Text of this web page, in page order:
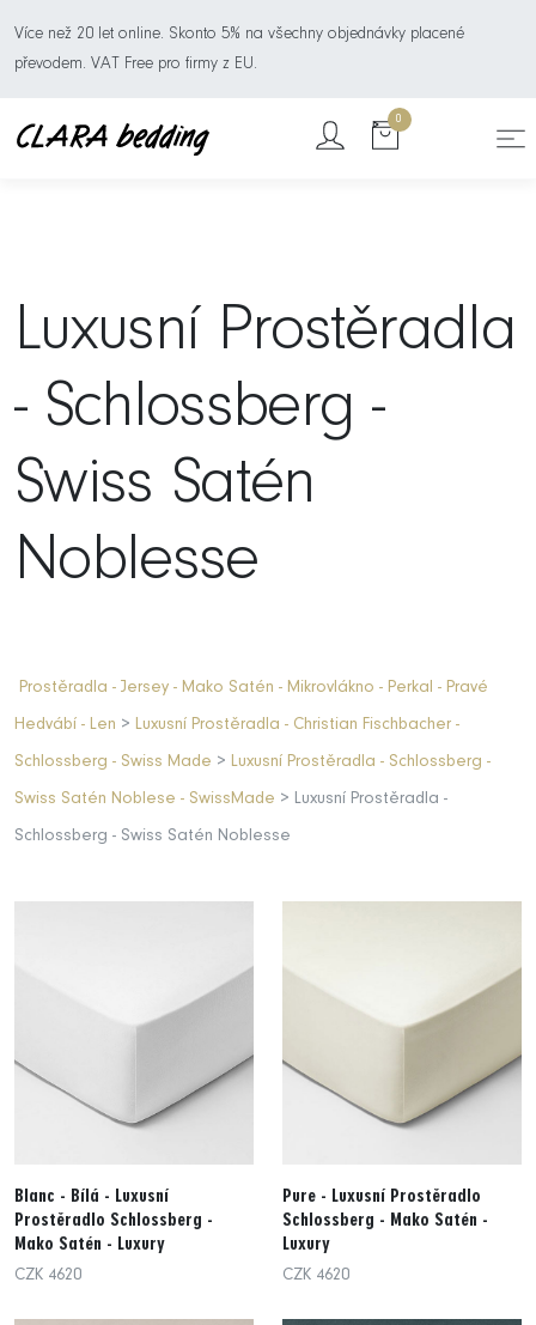
Více než 20 let online. Skonto 5% na všechny objednávky placené
převodem. VAT Free pro firmy z EU.
0
Luxusní Prostěradla
- Schlossberg -
Swiss Satén
Noblesse
Prostěradla - Jersey - Mako Satén - Mikrovlákno - Perkal - Pravé
Hedvábí - Len > Luxusní Prostěradla - Christian Fischbacher -
Schlossberg - Swiss Made > Luxusní Prostěradla - Schlossberg -
Swiss Satén Noblese - SwissMade > Luxusní Prostěradla -
Schlossberg - Swiss Satén Noblesse
Blanc - Bílá - Luxusní
Prostěradlo Schlossberg -
Mako Satén - Luxury
CZK 4620
Pure - Luxusní Prostěradlo
Schlossberg - Mako Satén -
Luxury
CZK 4620